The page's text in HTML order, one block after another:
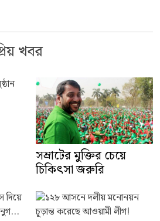
খবর
সম্রাটের মুক্তির চেয়ে
চিকিৎসা জরুরি